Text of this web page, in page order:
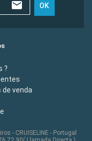
OK
?
venda
- CRUISELINE - Portugal